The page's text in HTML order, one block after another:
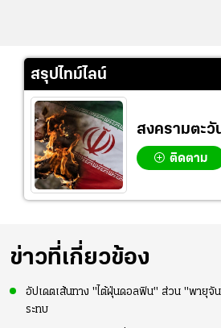
สรุปไทม์ไลน์
สงครามตะ
ติดตาม
ข่าวที่เกี่ยวข้อง
อัปเดตเส้นทาง "ไต้ฝุ่นดอลฟิน" ส่วน "พายุจั
ระทบ